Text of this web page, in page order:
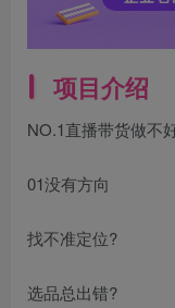
项目介绍
NO.1直播带货做不
01没有方向
找不准定位?
选品总出错?